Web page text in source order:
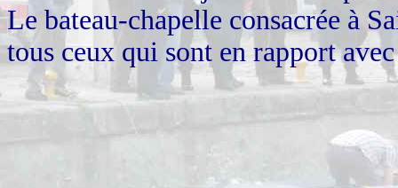
Le bateau-chapelle consacrée à
tous ceux qui sont en rapport